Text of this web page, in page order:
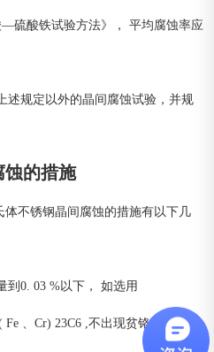
—硫酸铁试验方法》， 平均腐蚀率应
述规定以外的晶间腐蚀试验，并规
蚀的措施
不锈钢晶间腐蚀的措施有以下几
到0. 03 %以下， 如选用
、Cr) 23C6 ,不出现贫铬区，防止